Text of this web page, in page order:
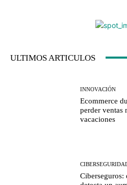
ULTIMOS ARTICULOS
INNOVACIÓN
Ecommerce
perder ventas
vacaciones
Ciberseguros: